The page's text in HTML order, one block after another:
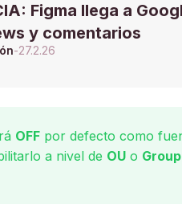
Figma llega a
y comentarios
-27.2.26
OFF por defecto como
a nivel de OU o Group